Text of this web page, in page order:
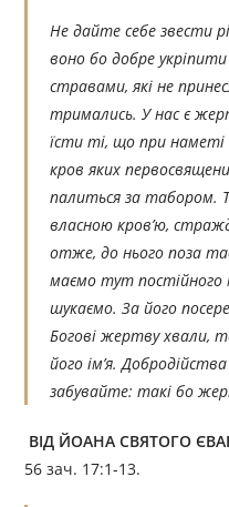
Не дайте себе звести
воно бо добре
стравами, які не
тримались. У нас є
їсти ті, що при наметі
кров яких
палиться за табором.
власною кров’ю,
отже, до нього поза
маємо тут постійного
шукаємо. За його
Богові жертву хвали,
його ім’я.
забувайте: такі бо
ВІД ЙОАНА СВЯТОГО
56 зач. 17:1-13.